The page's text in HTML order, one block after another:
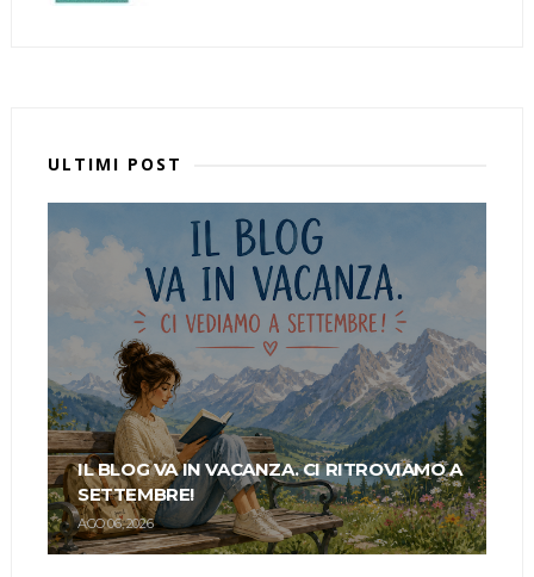
ULTIMI POST
IL BLOG VA IN VACANZA. CI RITROVIAMO A
SETTEMBRE!
AGO 06, 2026